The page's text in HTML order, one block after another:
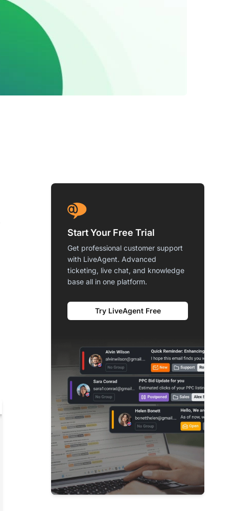
Start Your Free Trial
Get professional customer support
with LiveAgent. Advanced
ticketing, live chat, and knowledge
base all in one platform.
Try LiveAgent Free